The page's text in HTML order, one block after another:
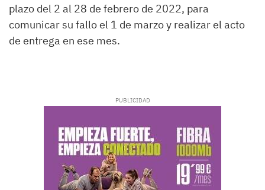
plazo del 2 al 28 de febrero de 2022, para
comunicar su fallo el 1 de marzo y realizar el acto
de entrega en ese mes.